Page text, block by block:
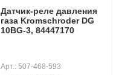
Датчик-реле давления
газа Kromschroder DG
10BG-3, 84447170
Арт.: 507-468-593